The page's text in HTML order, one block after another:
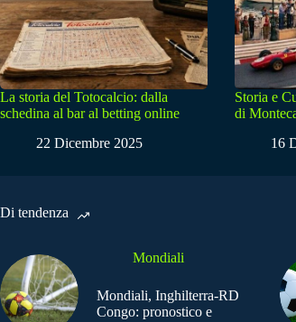
La storia del Totocalcio: dalla
schedina al bar al betting online
22 Dicembre 2025
Storia e
di
16
Di tendenza
Mondiali
Mondiali, Inghilterra-RD
Congo: pronostico e